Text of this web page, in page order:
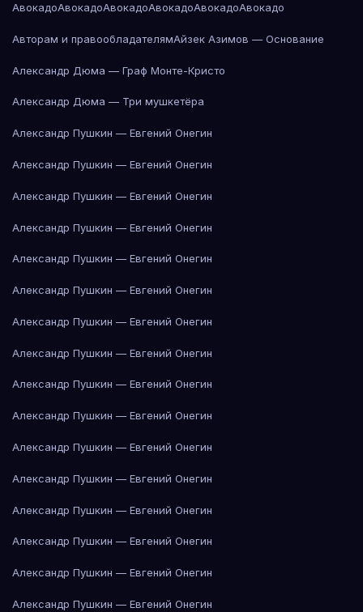
АвокадоАвокадоАвокадоАвокадоАвокадоАвокадо
Авторам и правообладателямАйзек Азимов — Основание
Александр Дюма — Граф Монте-Кристо
Александр Дюма — Три мушкетёра
Александр Пушкин — Евгений Онегин
Александр Пушкин — Евгений Онегин
Александр Пушкин — Евгений Онегин
Александр Пушкин — Евгений Онегин
Александр Пушкин — Евгений Онегин
Александр Пушкин — Евгений Онегин
Александр Пушкин — Евгений Онегин
Александр Пушкин — Евгений Онегин
Александр Пушкин — Евгений Онегин
Александр Пушкин — Евгений Онегин
Александр Пушкин — Евгений Онегин
Александр Пушкин — Евгений Онегин
Александр Пушкин — Евгений Онегин
Александр Пушкин — Евгений Онегин
Александр Пушкин — Евгений Онегин
Александр Пушкин — Евгений Онегин